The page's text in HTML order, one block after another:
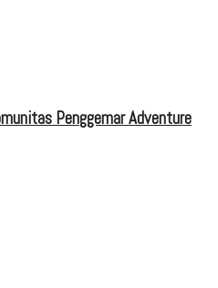
Penggemar Adventure